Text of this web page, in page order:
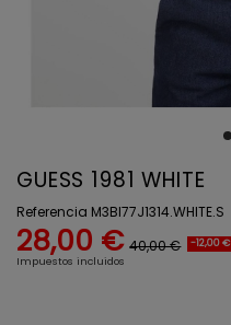
GUESS 1981 WHITE
Referencia M3BI77J1314.WHITE.S
28,00 € 40,00 € -12,00 €
Impuestos incluidos